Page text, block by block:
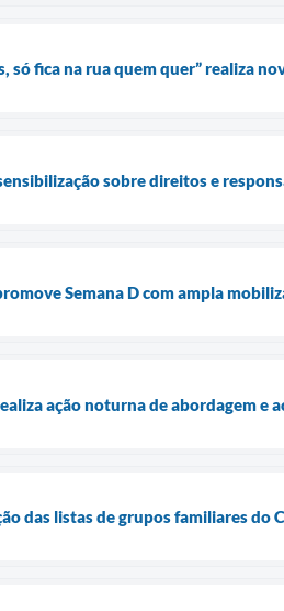
só fica na rua quem quer” realiza
sobre direitos e
Semana D com ampla
ação noturna de abordagem e
das listas de grupos familiares do